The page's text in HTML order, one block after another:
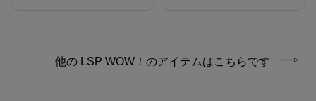
他の LSP WOW！のアイテムはこちらです